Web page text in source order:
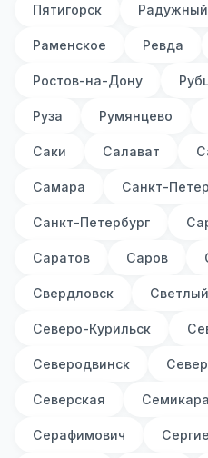
Пятигорск Радужный
Раменское Ревда
Ростов-на-Дону
Руза Румянцево
Саки Салават
Самара Санкт-
Санкт-Петербург
Саратов Саров
Свердловск
Северо-Курильск
Северодвинск
Северская
Серафимович